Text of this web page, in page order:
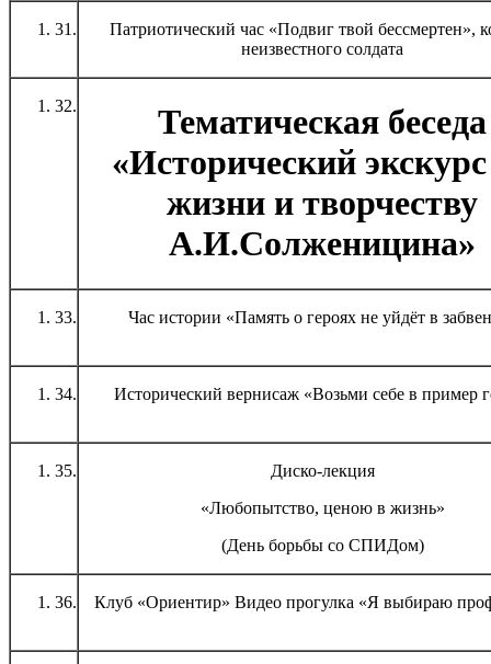
31.
Патриотический час «Подвиг твой бессмертен»,
неизвестного солдата
32.
Тематическая беседа
«Исторический
жизни и творчеству
А.И.Солженицина»
33. Час истории «Память о героях не уйдёт в
34. Исторический вернисаж «Возьми себе в пример
35.
Диско-лекция
«Любопытство, ценою в жизнь»
(День борьбы со СПИДом)
36. Клуб «Ориентир» Видео прогулка «Я выбираю